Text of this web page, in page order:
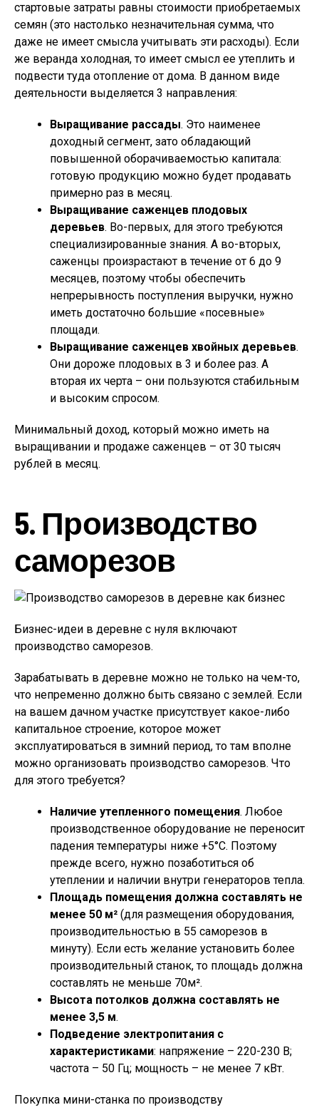
стартовые затраты равны стоимости приобретаемых
семян (это настолько незначительная сумма, что
даже не имеет смысла учитывать эти расходы). Если
же веранда холодная, то имеет смысл ее утеплить и
подвести туда отопление от дома. В данном виде
деятельности выделяется 3 направления:
Выращивание рассады. Это наименее
доходный сегмент, зато обладающий
повышенной оборачиваемостью капитала:
готовую продукцию можно будет продавать
примерно раз в месяц.
Выращивание саженцев плодовых
деревьев. Во-первых, для этого требуются
специализированные знания. А во-вторых,
саженцы произрастают в течение от 6 до 9
месяцев, поэтому чтобы обеспечить
непрерывность поступления выручки, нужно
иметь достаточно большие «посевные»
площади.
Выращивание саженцев хвойных деревьев.
Они дороже плодовых в 3 и более раз. А
вторая их черта – они пользуются стабильным
и высоким спросом.
Минимальный доход, который можно иметь на
выращивании и продаже саженцев – от 30 тысяч
рублей в месяц.
5. Производство
саморезов
Бизнес-идеи в деревне с нуля включают
производство саморезов.
Зарабатывать в деревне можно не только на чем-то,
что непременно должно быть связано с землей. Если
на вашем дачном участке присутствует какое-либо
капитальное строение, которое может
эксплуатироваться в зимний период, то там вполне
можно организовать производство саморезов. Что
для этого требуется?
Наличие утепленного помещения. Любое
производственное оборудование не переносит
падения температуры ниже +5°С. Поэтому
прежде всего, нужно позаботиться об
утеплении и наличии внутри генераторов тепла.
Площадь помещения должна составлять не
менее 50 м² (для размещения оборудования,
производительностью в 55 саморезов в
минуту). Если есть желание установить более
производительный станок, то площадь должна
составлять не меньше 70м².
Высота потолков должна составлять не
менее 3,5 м.
Подведение электропитания с
характеристиками: напряжение – 220-230 В;
частота – 50 Гц; мощность – не менее 7 кВт.
Покупка мини-станка по производству